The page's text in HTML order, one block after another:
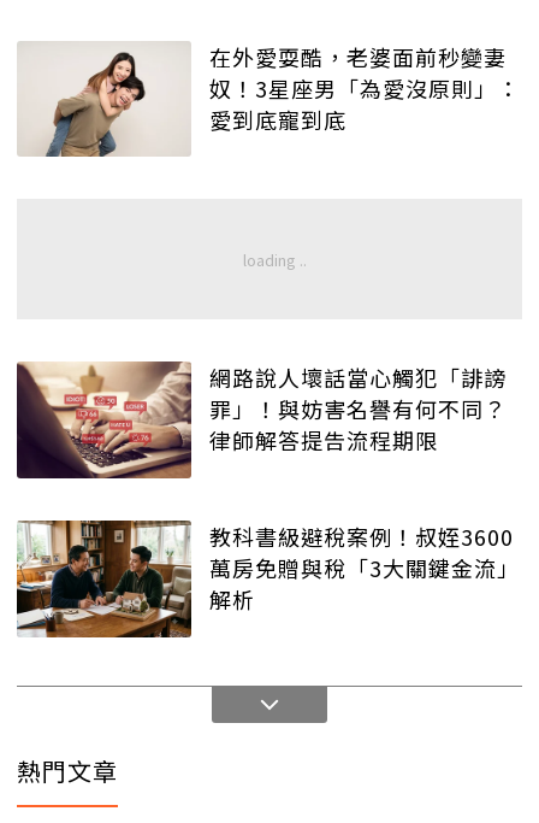
在外愛耍酷，老婆面前秒變妻
奴！3星座男「為愛沒原則」：
愛到底寵到底
網路說人壞話當心觸犯「誹謗
罪」！與妨害名譽有何不同？
律師解答提告流程期限
教科書級避稅案例！叔姪3600
萬房免贈與稅「3大關鍵金流」
解析
熱門文章